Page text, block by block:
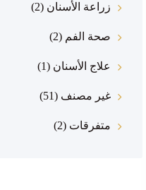
زراعة الأسنان (2)
صحة الفم (2)
علاج الأسنان (1)
غير مصنف (51)
متفرقات (2)